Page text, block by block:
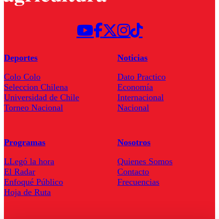
Deportes
Colo Colo
Seleccion Chilena
Universidad de Chile
Torneo Nacional
Noticias
Dato Practico
Economía
Internacional
Nacional
Programas
LLegó la hora
El Radar
Enfoqué Público
Hoja de Ruta
Nosotros
Quienes Somos
Contacto
Frecuencias